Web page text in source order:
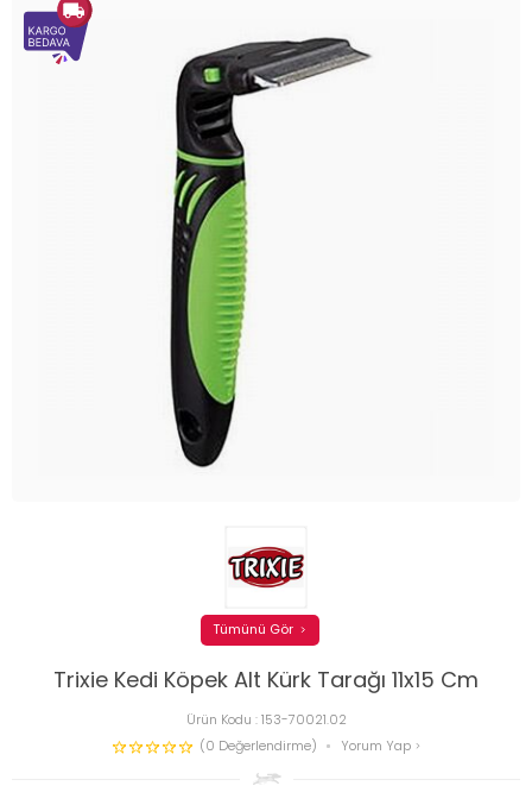
Trixie Kedi Köpek Alt Kürk Tarağı 11x15 Cm
Ürün Kodu :153-70021.02
(0 Değerlendirme)
Yorum Yap
Tümünü Gör